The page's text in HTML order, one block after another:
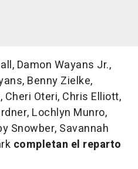
Damon Wayans Jr.,
Benny Zielke,
Oteri, Chris Elliott,
Lochlyn Munro,
Snowber, Savannah
completan el reparto